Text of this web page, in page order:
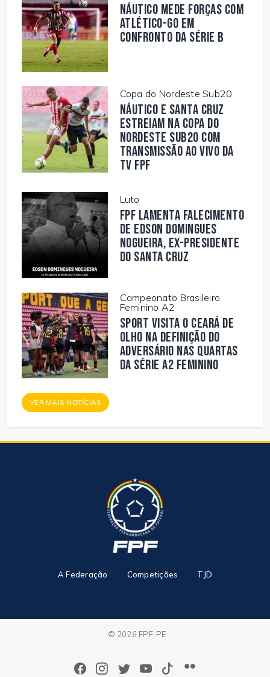
Náutico mede forças com
Atlético-GO em
confronto da Série B
Copa do Nordeste Sub20
Náutico e Santa Cruz
estreiam na Copa do
Nordeste Sub20 com
transmissão ao vivo da
TV FPF
Luto
FPF lamenta falecimento
de Edson Domingues
Nogueira, ex-presidente
do Santa Cruz
Campeonato Brasileiro
Feminino A2
Sport visita o Ceará de
olho na definição do
adversário nas quartas
da Série A2 Feminino
VER MAIS NOTÍCIAS
A Federação Competições TJD
© 2026 FPF-PE